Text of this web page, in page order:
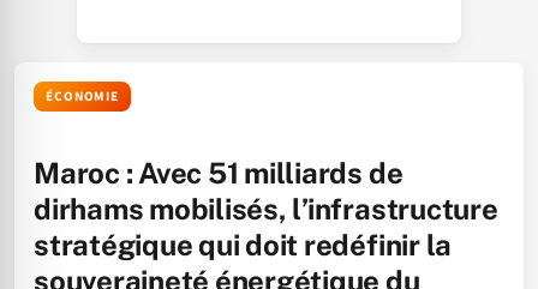
ÉCONOMIE
Maroc : Avec 51 milliards de
dirhams mobilisés, l’infrastructure
stratégique qui doit redéfinir la
souveraineté énergétique du